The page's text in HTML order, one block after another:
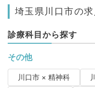
埼玉県川口市の
診療科目から探す
その他
川口市 × 精神科